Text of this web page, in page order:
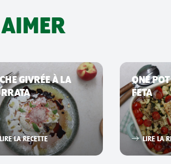
GIVRÉE À LA
LIRE LA RECETTE
ONE
FETA
LIRE LA